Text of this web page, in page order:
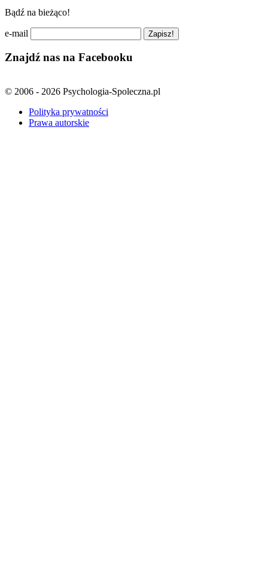
Bądź na bieżąco!
e-mail
Znajdź nas na Facebooku
© 2006 - 2026 Psychologia-Spoleczna.pl
Polityka prywatności
Prawa autorskie